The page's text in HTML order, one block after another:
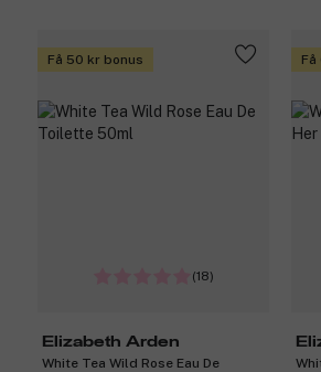
Få 50 kr bonus
(18)
Elizabeth Arden
White Tea Wild Rose Eau De